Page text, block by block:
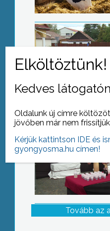
Megtartották a
Tovább az
Kedves
Oldalunk új címre
jövőben már nem
Kérjük kattintson IDE és
gyongyosma.hu címen!